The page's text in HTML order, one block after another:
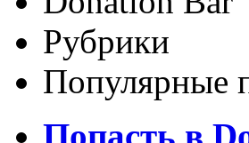
Рубрики
Популярные
Попасть в